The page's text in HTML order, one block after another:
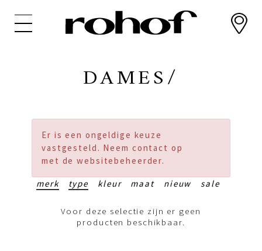
DAMES/
Er is een ongeldige keuze
vastgesteld. Neem contact op
met de websitebeheerder.
merk type kleur maat nieuw sale
Voor deze selectie zijn er geen
producten beschikbaar.